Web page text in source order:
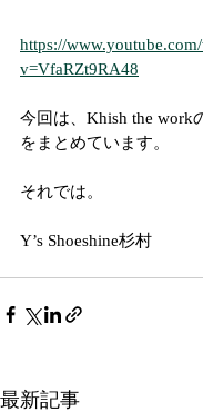
https://
v=VfaRZt9RA48
今回は、Khish the work
をまとめています。
それでは。
Y’s Shoeshine杉村
最新記事